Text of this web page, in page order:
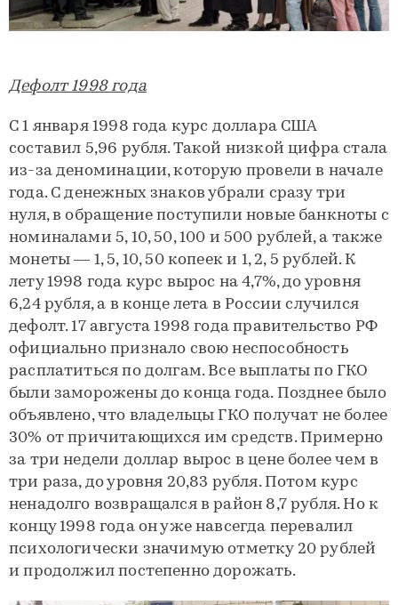
Дефолт 1998 года
С 1 января 1998 года курс доллара США
составил 5,96 рубля. Такой низкой цифра стала
из-за деноминации, которую провели в начале
года. С денежных знаков убрали сразу три
нуля, в обращение поступили новые банкноты с
номиналами 5, 10, 50, 100 и 500 рублей, а также
монеты — 1, 5, 10, 50 копеек и 1, 2, 5 рублей. К
лету 1998 года курс вырос на 4,7%, до уровня
6,24 рубля, а в конце лета в России случился
дефолт. 17 августа 1998 года правительство РФ
официально признало свою неспособность
расплатиться по долгам. Все выплаты по ГКО
были заморожены до конца года. Позднее было
объявлено, что владельцы ГКО получат не более
30% от причитающихся им средств. Примерно
за три недели доллар вырос в цене более чем в
три раза, до уровня 20,83 рубля. Потом курс
ненадолго возвращался в район 8,7 рубля. Но к
концу 1998 года он уже навсегда перевалил
психологически значимую отметку 20 рублей
и продолжил постепенно дорожать.